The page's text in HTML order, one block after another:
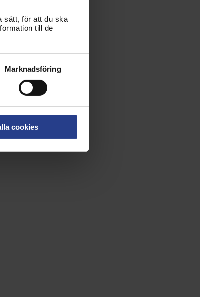
sätt, för att du ska
till de
Marknadsföring
cookies